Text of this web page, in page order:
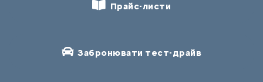
Прайс-листи
Забронювати тест-драйв